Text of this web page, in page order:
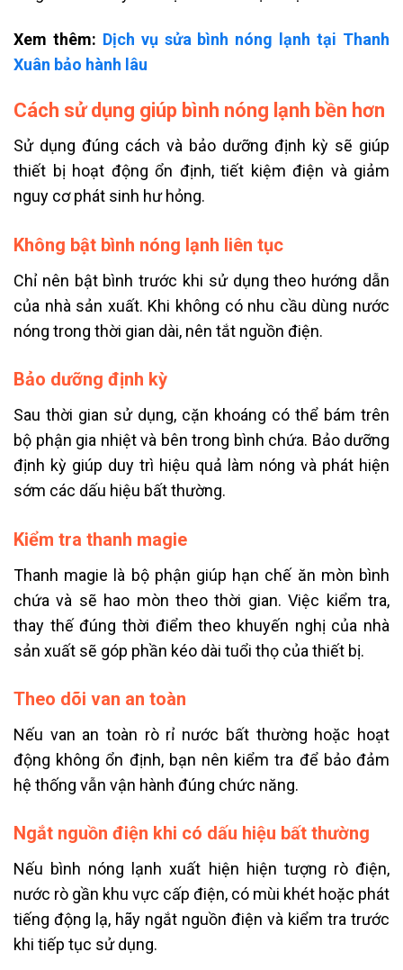
Xem thêm: Dịch vụ sửa bình nóng lạnh tại Thanh
Xuân bảo hành lâu
Cách sử dụng giúp bình nóng lạnh bền hơn
Sử dụng đúng cách và bảo dưỡng định kỳ sẽ giúp
thiết bị hoạt động ổn định, tiết kiệm điện và giảm
nguy cơ phát sinh hư hỏng.
Không bật bình nóng lạnh liên tục
Chỉ nên bật bình trước khi sử dụng theo hướng dẫn
của nhà sản xuất. Khi không có nhu cầu dùng nước
nóng trong thời gian dài, nên tắt nguồn điện.
Bảo dưỡng định kỳ
Sau thời gian sử dụng, cặn khoáng có thể bám trên
bộ phận gia nhiệt và bên trong bình chứa. Bảo dưỡng
định kỳ giúp duy trì hiệu quả làm nóng và phát hiện
sớm các dấu hiệu bất thường.
Kiểm tra thanh magie
Thanh magie là bộ phận giúp hạn chế ăn mòn bình
chứa và sẽ hao mòn theo thời gian. Việc kiểm tra,
thay thế đúng thời điểm theo khuyến nghị của nhà
sản xuất sẽ góp phần kéo dài tuổi thọ của thiết bị.
Theo dõi van an toàn
Nếu van an toàn rò rỉ nước bất thường hoặc hoạt
động không ổn định, bạn nên kiểm tra để bảo đảm
hệ thống vẫn vận hành đúng chức năng.
Ngắt nguồn điện khi có dấu hiệu bất thường
Nếu bình nóng lạnh xuất hiện hiện tượng rò điện,
nước rò gần khu vực cấp điện, có mùi khét hoặc phát
tiếng động lạ, hãy ngắt nguồn điện và kiểm tra trước
khi tiếp tục sử dụng.